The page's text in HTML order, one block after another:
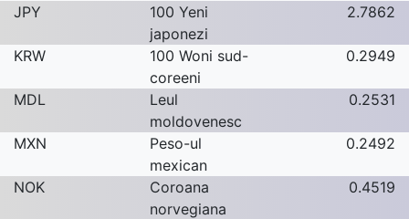
JPY
100 Yeni
japonezi
2.7862
KRW
100 Woni sud-
coreeni
0.2949
MDL
Leul
moldovenesc
0.2531
MXN
Peso-ul
mexican
0.2492
NOK
Coroana
norvegiana
0.4519